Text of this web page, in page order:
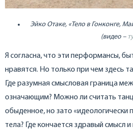
Эйко Отаке, «Тело в Гонконге,
(видео –
Я согласна, что эти перформансы,
нравятся. Но только при чем здесь
Где разумная смысловая граница
означающим? Можно ли считать
обыденное, но зато «идеологически
тела? Где кончается здравый смысл и